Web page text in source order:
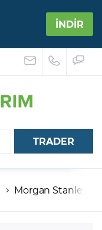
İNDİR
TRADER
Morgan